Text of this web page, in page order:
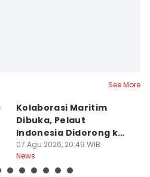
See More
Kolaborasi Maritim
Dibuka, Pelaut
Indonesia Didorong ke
Pasar Global
07 Agu 2026, 20:49 WIB
News